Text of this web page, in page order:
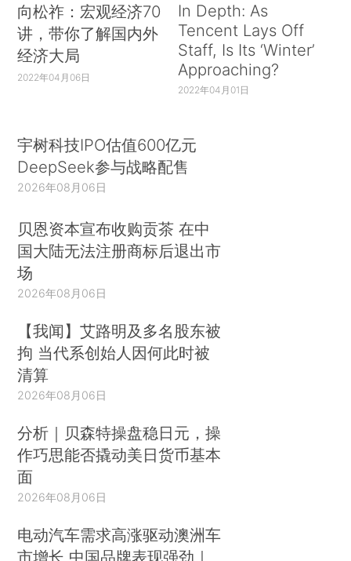
向松祚：宏观经济70
讲，带你了解国内外
经济大局
2022年04月06日
In Depth: As
Tencent Lays Off
Staff, Is Its ‘Winter’
Approaching?
2022年04月01日
宇树科技IPO估值600亿元
DeepSeek参与战略配售
2026年08月06日
贝恩资本宣布收购贡茶 在中
国大陆无法注册商标后退出市
场
2026年08月06日
【我闻】艾路明及多名股东被
拘 当代系创始人因何此时被
清算
2026年08月06日
分析｜贝森特操盘稳日元，操
作巧思能否撬动美日货币基本
面
2026年08月06日
电动汽车需求高涨驱动澳洲车
市增长 中国品牌表现强劲｜